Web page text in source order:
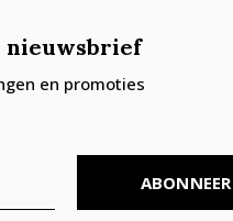
nieuwsbrief
en promoties
ABONNEER